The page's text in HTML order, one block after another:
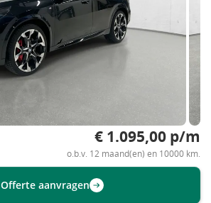
€ 1.095,00 p/m
o.b.v. 12 maand(en) en 10000 km.
Offerte aanvragen